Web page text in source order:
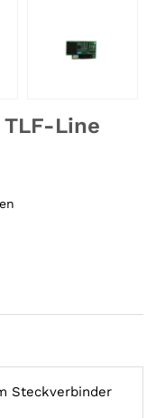
Line
Steckverbinder